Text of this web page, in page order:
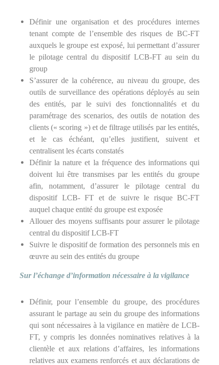
Définir une organisation et des procédures internes
tenant compte de l’ensemble des risques de BC-FT
auxquels le groupe est exposé, lui permettant d’assurer
le pilotage central du dispositif LCB-FT au sein du
group
S’assurer de la cohérence, au niveau du groupe, des
outils de surveillance des opérations déployés au sein
des entités, par le suivi des fonctionnalités et du
paramétrage des scenarios, des outils de notation des
clients (« scoring ») et de filtrage utilisés par les entités,
et le cas échéant, qu’elles justifient, suivent et
centralisent les écarts constatés
Définir la nature et la fréquence des informations qui
doivent lui être transmises par les entités du groupe
afin, notamment, d’assurer le pilotage central du
dispositif LCB- FT et de suivre le risque BC-FT
auquel chaque entité du groupe est exposée
Allouer des moyens suffisants pour assurer le pilotage
central du dispositif LCB-FT
Suivre le dispositif de formation des personnels mis en
œuvre au sein des entités du groupe
Sur l’échange d’information nécessaire à la vigilance
Définir, pour l’ensemble du groupe, des procédures
assurant le partage au sein du groupe des informations
qui sont nécessaires à la vigilance en matière de LCB-
FT, y compris les données nominatives relatives à la
clientèle et aux relations d’affaires, les informations
relatives aux examens renforcés et aux déclarations de